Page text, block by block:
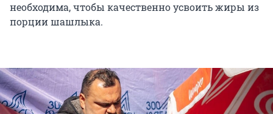
необходима, чтобы качественно усвоить жиры из
порции шашлыка.